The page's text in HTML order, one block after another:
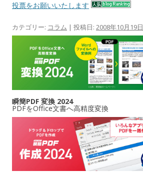
投票をお願いいたします
カテゴリー: コラム | 投稿日: 2008年10月19日
瞬簡PDF 変換 2024
PDFをOffice文書へ高精度変換